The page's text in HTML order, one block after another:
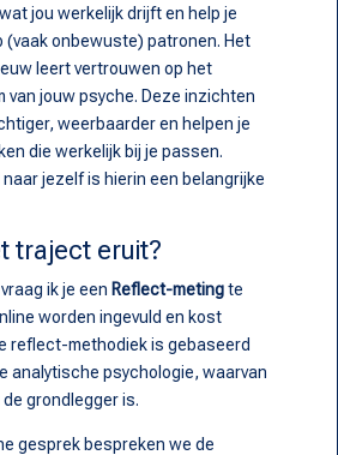
jou werkelijk drijft en help je
(vaak onbewuste) patronen. Het
leert vertrouwen op het
van jouw psyche. Deze inzichten
weerbaarder en helpen je
die werkelijk bij je passen.
jezelf is hierin een belangrijke
traject eruit?
ik je een Reflect-metingte
worden ingevuld en kost
reflect-methodiek is gebaseerd
analytische psychologie, waarvan
grondlegger is.
gesprek bespreken we de